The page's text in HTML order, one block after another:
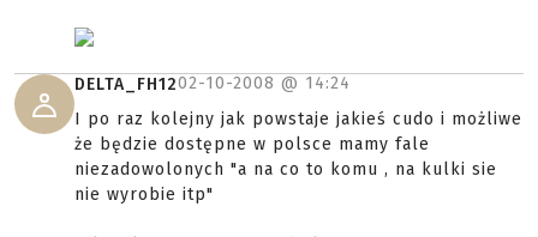
DELTA_FH1202-10-2008 @ 14:24
I po raz kolejny jak powstaje jakieś cudo i możliwe
że będzie dostępne w polsce mamy fale
niezadowolonych "a na co to komu , na kulki sie
nie wyrobie itp"